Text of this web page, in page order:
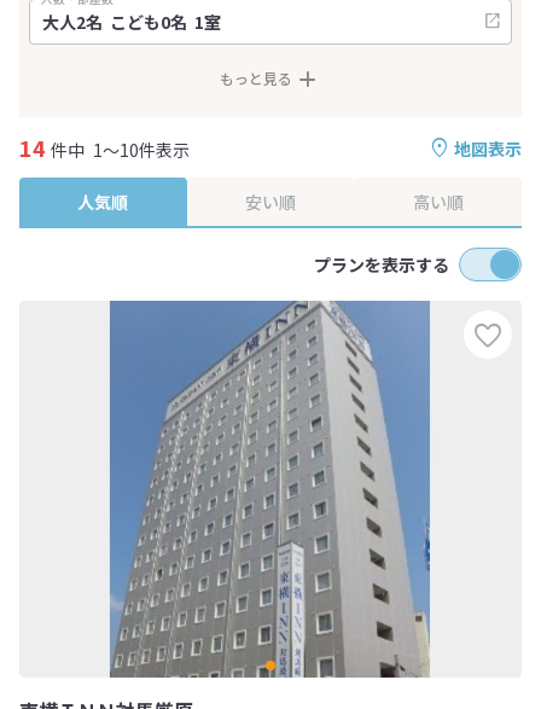
もっと見る
地図表示
14 件中 1～10件表示
人気順 安い順 高い順
プランを表示する